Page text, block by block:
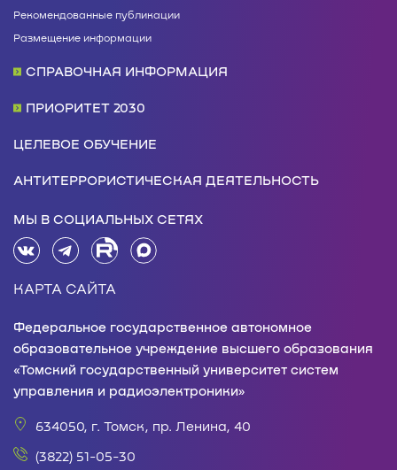
Рекомендованные публикации
Размещение информации
СПРАВОЧНАЯ ИНФОРМАЦИЯ
ПРИОРИТЕТ 2030
ЦЕЛЕВОЕ ОБУЧЕНИЕ
АНТИТЕРРОРИСТИЧЕСКАЯ ДЕЯТЕЛЬНОСТЬ
МЫ В СОЦИАЛЬНЫХ СЕТЯХ
КАРТА САЙТА
Федеральное государственное автономное
образовательное учреждение высшего образования
«Томский государственный университет систем
управления и радиоэлектроники»
634050, г. Томск, пр. Ленина, 40
(3822) 51-05-30